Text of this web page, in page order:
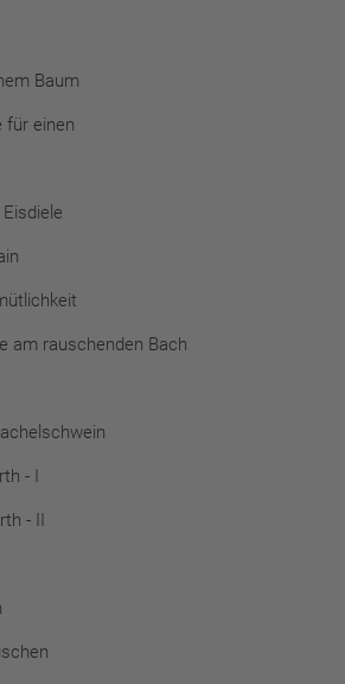
Baum
für einen
am rauschenden Bach
- I
- II